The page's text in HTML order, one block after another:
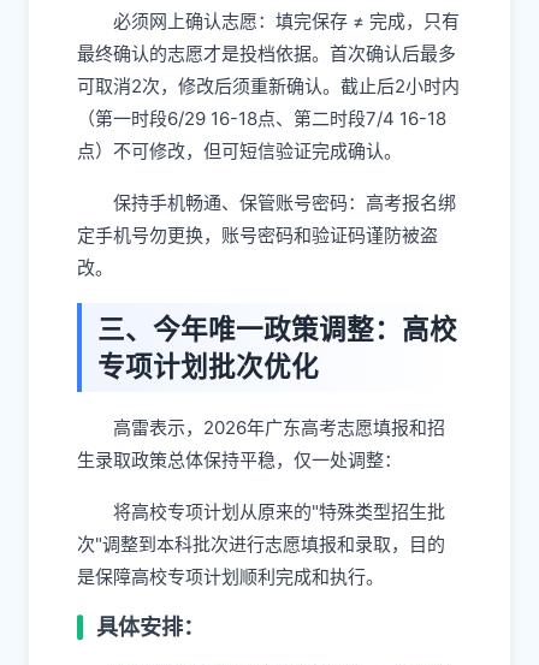
必须网上确认志愿：填完保存 ≠ 完成，只有
最终确认的志愿才是投档依据。首次确认后最多
可取消2次，修改后须重新确认。截止后2小时内
（第一时段6/29 16-18点、第二时段7/4 16-18
点）不可修改，但可短信验证完成确认。
保持手机畅通、保管账号密码：高考报名绑
定手机号勿更换，账号密码和验证码谨防被盗
改。
三、今年唯一政策调整：高校
专项计划批次优化
高雷表示，2026年广东高考志愿填报和招
生录取政策总体保持平稳，仅一处调整：
将高校专项计划从原来的"特殊类型招生批
次"调整到本科批次进行志愿填报和录取，目的
是保障高校专项计划顺利完成和执行。
具体安排：